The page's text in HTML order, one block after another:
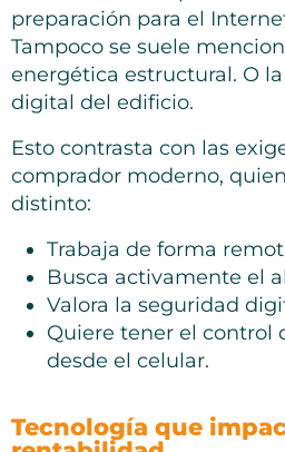
preparación para el
Tampoco se suele
energética estructural. O
digital del edificio.
Esto contrasta con las
comprador moderno,
distinto:
Trabaja de forma
Busca activamente el
Valora la seguridad
Quiere tener el control
desde el celular.
Tecnología que